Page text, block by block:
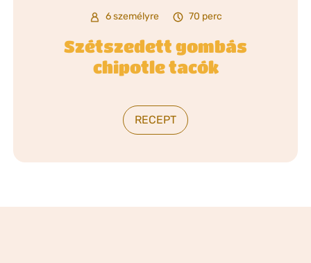
6 személyre 70 perc
Szétszedett gombás
chipotle tacók
RECEPT